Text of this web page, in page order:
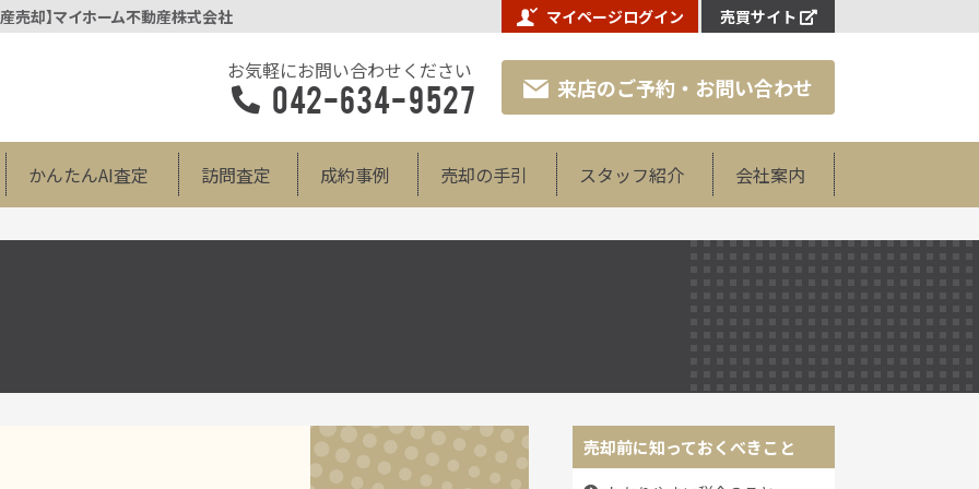
売却】マイホーム不動産株式会社 マイページログイン 売買サイト
お気軽にお問い合わせください
042-634-9527 来店のご予約・お問い合わせ
かんたんAI査定 訪問査定 成約事例 売却の手引 スタッフ紹介 会社案内
売却前に知っておくべきこと